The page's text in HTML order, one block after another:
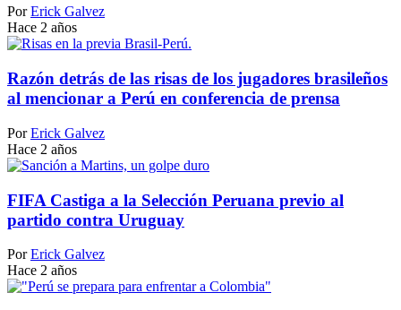
Por Erick Galvez
Hace 2 años
Razón detrás de las risas de los jugadores brasileños
al mencionar a Perú en conferencia de prensa
Por Erick Galvez
Hace 2 años
FIFA Castiga a la Selección Peruana previo al
partido contra Uruguay
Por Erick Galvez
Hace 2 años